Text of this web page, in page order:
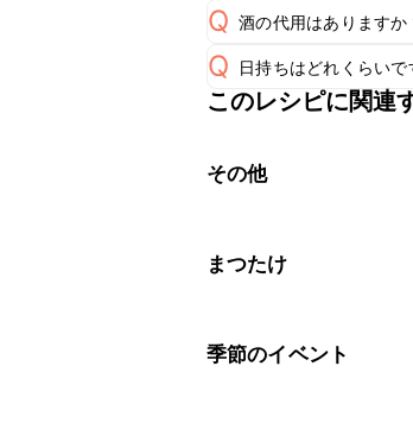
A
Q 酒の代用はありますか
A
Q 日持ちはどれくらいで
保存期間は冷蔵で当
※日持ちは目安です。
このレシピに関連
その他
まつたけ
季節のイベント